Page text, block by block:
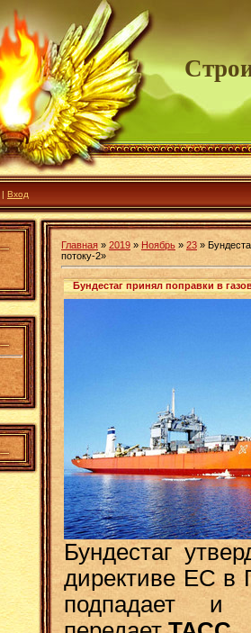
| Вход
Главная » 2019 » Ноябрь » 23 »
потоку-2»
Бундестаг принял поправки в
Бундестаг
директиве ЕС в
подпадает и